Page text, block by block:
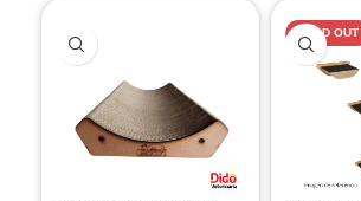
SOLD OUT